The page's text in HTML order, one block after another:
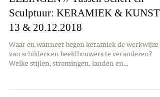
LEZINGEN // Tussen Scherf en
Sculptuur: KERAMIEK & KUNST
Waar en wanneer begon keramiek de werkwijze